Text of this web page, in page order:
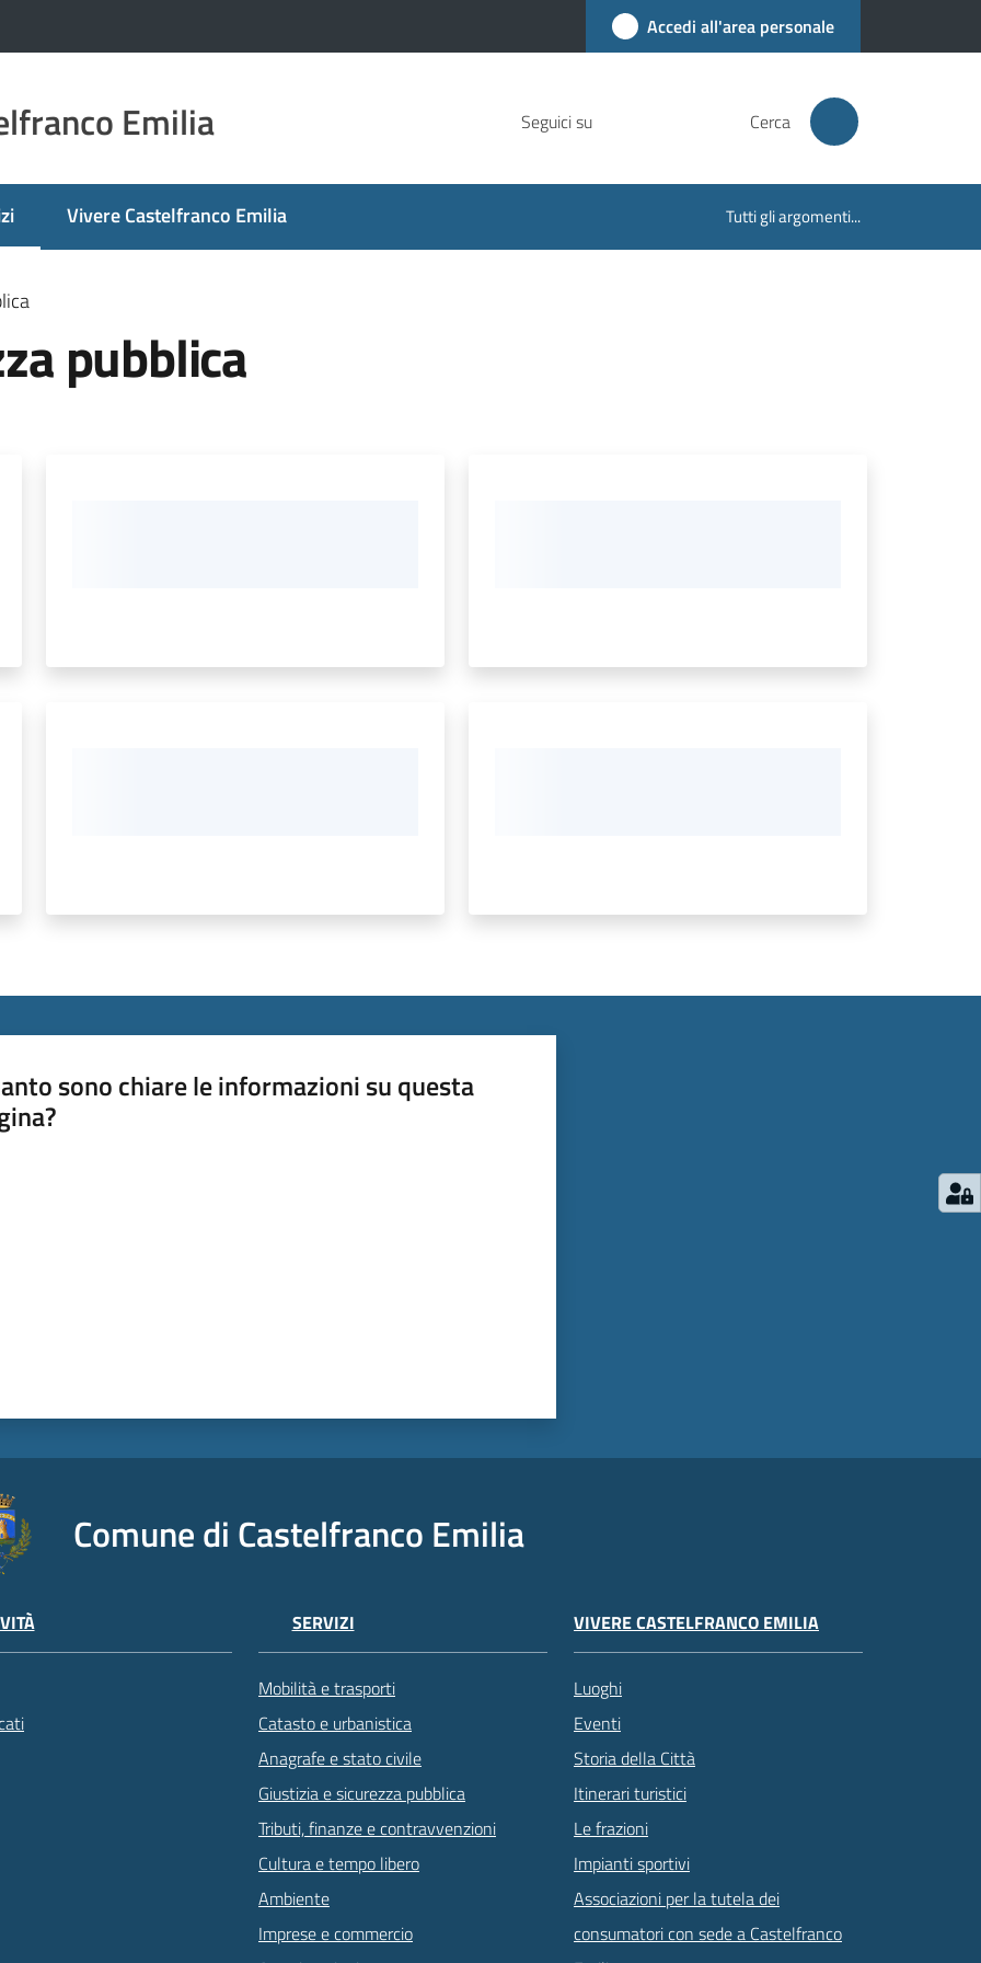
Accedi all'area personale
Emilia Seguici su Cerca
selezionatoVivere Castelfranco Emilia Tutti gli argomenti...
pubblica
sono chiare le informazioni su questa
Comune di Castelfranco Emilia
SERVIZI
Mobilità e trasporti
Catasto e urbanistica
Anagrafe e stato civile
Giustizia e sicurezza pubblica
Tributi, finanze e contravvenzioni
Cultura e tempo libero
Ambiente
Imprese e commercio
VIVERE CASTELFRANCO EMILIA
Luoghi
Eventi
Storia della Città
Itinerari turistici
Le frazioni
Impianti sportivi
Associazioni per la tutela dei
consumatori con sede a Castelfranco